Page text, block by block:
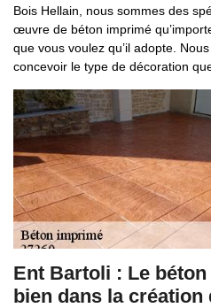
Bois Hellain, nous sommes des
œuvre de béton imprimé
que vous voulez qu’il adopte.
concevoir le type de décoration
Ent Bartoli : Le
bien dans la création